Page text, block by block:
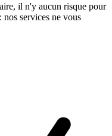
il n'y aucun risque pour
services ne vous